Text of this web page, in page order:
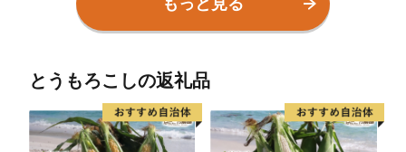
とうもろこしの返礼品